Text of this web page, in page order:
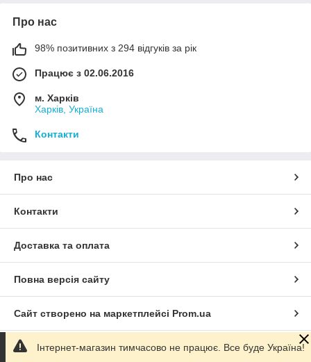
Про нас
98% позитивних з 294 відгуків за рік
Працює з 02.06.2016
м. Харків
Харків, Україна
Контакти
Про нас
Контакти
Доставка та оплата
Повна версія сайту
Сайт створено на маркетплейсі Prom.ua
Політика конфіденційності
Інтернет-магазин тимчасово не працює. Все буде Україна!